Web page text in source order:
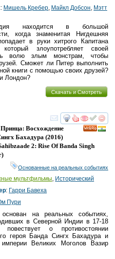
: Мишель Кребер Майкл Добсон Мэтт
находится в большой
когда знаменитая Нигдешняя
в руки хитрого Капитана
злоупотребляет своей
волю злым монстрам, чтобы
Сможет ли Питер выполнить
книги с помощью своих друзей?
Лондон?
Скачать и Смотреть
смотреть
Восхождение
Бахадура(2016)
2: Rise Of Banda Singh
)
Основанные на реальных событиях
мультфильмы, Исторический
: Гарри Бавеха
Пури
на реальных событиях,
в Северной Индии в 17-18
о противостоянии
героя Банда Сингх Бахадура и
империи Великих Моголов Вазир